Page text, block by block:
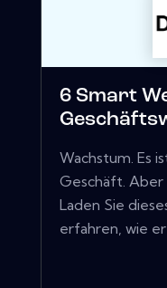
6 Smart
Wachstum. Es
Geschäft. Aber
Laden Sie
erfahren, wie